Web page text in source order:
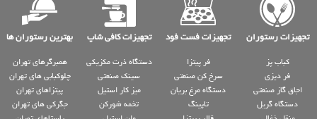
تجهیزات رستوران تجهیزات فست فود تجهیزات کافی شاپ بهترین رستوران ها
کباب پز
فر دیزی
اجاق گاز صنعتی
دستگاه گریل
فر پیتزا
سرخ کن صنعتی
دستگاه مرغ بریان
تاپینگ
دستگاه ذرت مکزیکی
سینک صنعتی
میز کار استیل
تخمه شورکن
همبرگرهای تهران
چلوکبابی های تهران
پیتزاهای تهران
جگرکی های تهران